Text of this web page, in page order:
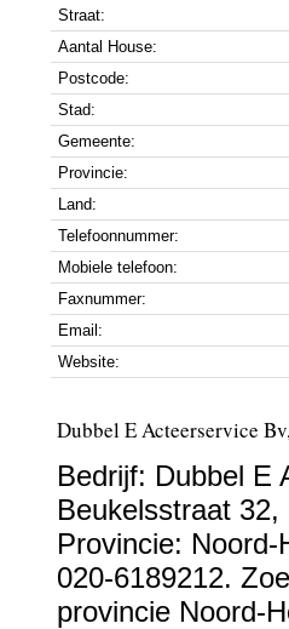
Straat:
Aantal House:
Postcode:
Stad:
Gemeente:
Provincie:
Land:
Telefoonnummer:
Mobiele telefoon:
Faxnummer:
Email:
Website:
Dubbel E Acteerservice
Bedrijf: Dubbel E
Beukelsstraat 32,
Provincie: Noord-
020-6189212.
provincie Noord-